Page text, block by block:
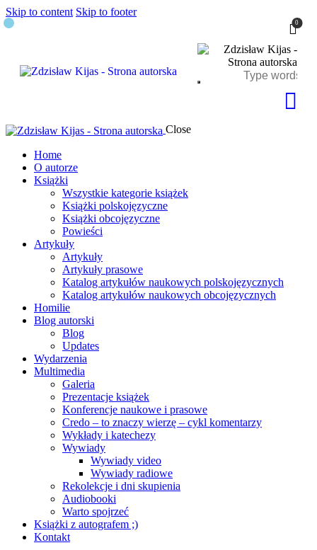
Skip to content Skip to footer
0
Close
Home
O autorze
Książki
Wszystkie kategorie książek
Książki polskojęzyczne
Książki obcojęzyczne
Powieści
Artykuły
Artykuły
Artykuły prasowe
Katalog artykułów naukowych polskojęzycznych
Katalog artykułów naukowych obcojęzycznych
Homilie
Blog autorski
Blog
Updates
Wydarzenia
Multimedia
Galeria
Prezentacje książek
Konferencje naukowe i prasowe
Credo – to znaczy wierzę – cykl komentarzy
Wykłady i katechezy
Wywiady
Wywiady video
Wywiady radiowe
Rekolekcje i dni skupienia
Audiobooki
Warto spojrzeć
Książki z autografem ;)
Kontakt